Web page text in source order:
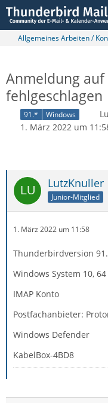
Allgemeines Arbeiten /
Anmeldung
fehlgeschlagen
91.* Windows
1. März 2022 um
LutzKnuller
Junior-Mitglied
1. März 2022 um 11:58
Thunderbirdversion
Windows System 10,
IMAP Konto
Postfachanbieter:
Windows Defender
KabelBox-4BD8